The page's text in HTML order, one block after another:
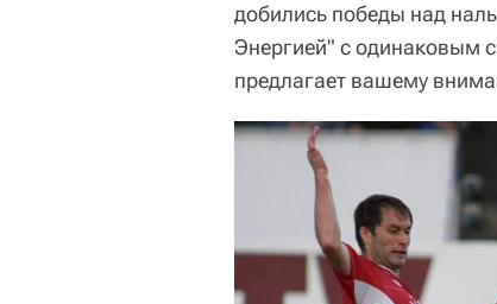
добились победы над
Энергией" с одинаковым
предлагает вашему